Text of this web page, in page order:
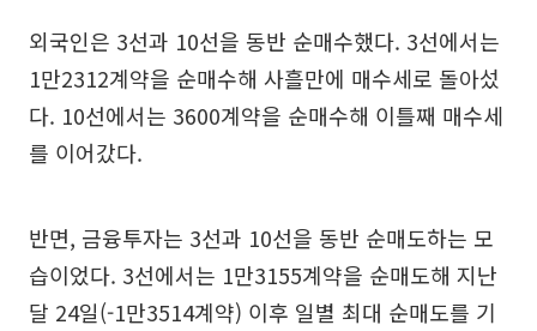
외국인은 3선과 10선을 동반 순매수했다. 3선에서는
1만2312계약을 순매수해 사흘만에 매수세로 돌아섰
다. 10선에서는 3600계약을 순매수해 이틀째 매수세
를 이어갔다.
반면, 금융투자는 3선과 10선을 동반 순매도하는 모
습이었다. 3선에서는 1만3155계약을 순매도해 지난
달 24일(-1만3514계약) 이후 일별 최대 순매도를 기